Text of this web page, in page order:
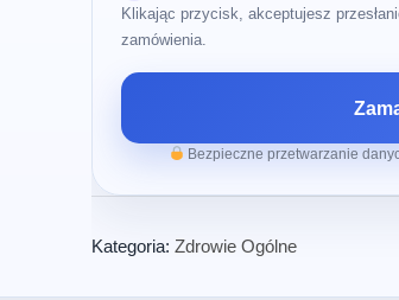
Klikając przycisk, akceptujesz
zamówienia.
Bezpieczne przetwarzanie
Kategoria:Zdrowie Ogólne